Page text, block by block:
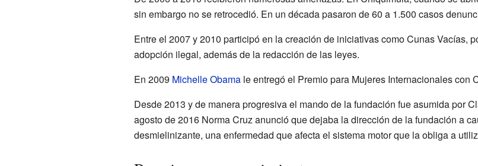
sin embargo no se retrocedió. En un década pasaron de 60 a 1.500 casos
Entre el 2007 y 2010 participó en la creación de iniciativas como Cunas Vacías,
adopción ilegal, además de la redacción de las leyes.
En 2009 Michelle Obamale entregó el Premio para Mujeres Internacionales con
Desde 2013 y de manera progresiva el mando de la fundación fue asumida por
agosto de 2016 Norma Cruz anunció que dejaba la dirección de la fundación a
desmielinizante, una enfermedad que afecta el sistema motor que la obliga a